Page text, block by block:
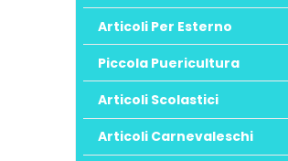
Articoli Per Esterno
Piccola Puericultura
Articoli Scolastici
Articoli Carnevaleschi